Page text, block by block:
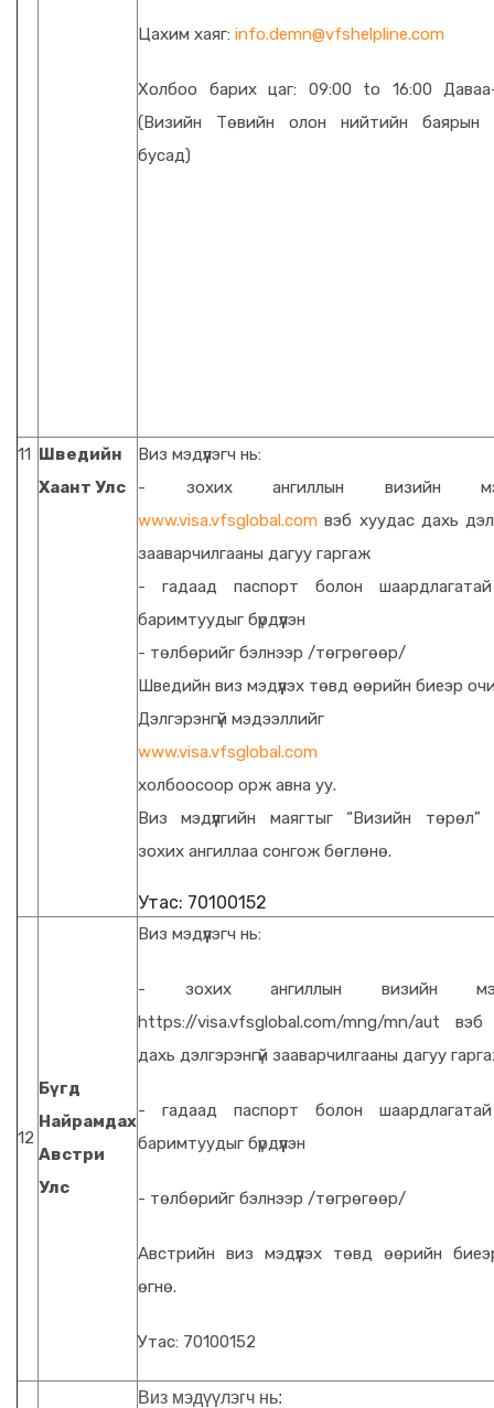
Цахим хаяг: info.demn@vfshelpline.com
Холбоо барих цаг: 09:00 to 16:00
(Визийн Төвийн олон нийтийн баярын
бусад)
11 Шведийн
Хаант Улс
Виз мэдүүлэгч нь:
- зохих ангиллын визийн
www.visa.vfsglobal.comвэб хуудас дахь
зааварчилгааны дагуу гаргаж
- гадаад паспорт болон
баримтуудыг бүрдүүлэн
- төлбөрийг бэлнээр /төгрөгөөр/
Шведийн виз мэдүүлэх төвд өөрийн биеэр
Дэлгэрэнгүй мэдээллийг
www.visa.vfsglobal.com
холбоосоор орж авна уу.
Виз мэдүүлгийн маягтыг “Визийн төрөл”
зохих ангиллаа сонгож бөглөнө.
Утас: 70100152
12
Бүгд
Найрамдах
Австри
Улс
Виз мэдүүлэгч нь:
- зохих ангиллын визийн
https://visa.vfsglobal.com/mng/mn/aut вэб
дахь дэлгэрэнгүй зааварчилгааны дагуу
- гадаад паспорт болон
баримтуудыг бүрдүүлэн
- төлбөрийг бэлнээр /төгрөгөөр/
Австрийн виз мэдүүлэх төвд өөрийн
өгнө.
Утас: 70100152
Виз мэдүүлэгч нь: